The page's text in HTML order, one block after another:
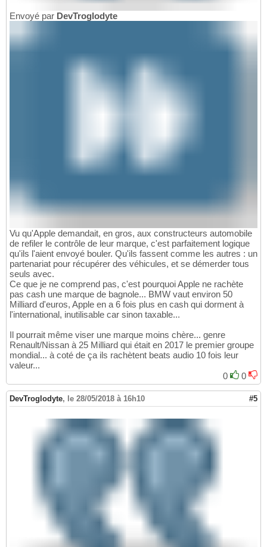
Envoyé par DevTroglodyte
Vu qu'Apple demandait, en gros, aux constructeurs automobile
de refiler le contrôle de leur marque, c'est parfaitement logique
qu'ils l'aient envoyé bouler. Qu'ils fassent comme les autres : un
partenariat pour récupérer des véhicules, et se démerder tous
seuls avec.
Ce que je ne comprend pas, c'est pourquoi Apple ne rachète
pas cash une marque de bagnole... BMW vaut environ 50
Milliard d'euros, Apple en a 6 fois plus en cash qui dorment à
l'international, inutilisable car sinon taxable...
Il pourrait même viser une marque moins chère... genre
Renault/Nissan à 25 Milliard qui était en 2017 le premier groupe
mondial... à coté de ça ils rachètent beats audio 10 fois leur
valeur...
0
0
DevTroglodyte, le 28/05/2018 à 16h10 #5